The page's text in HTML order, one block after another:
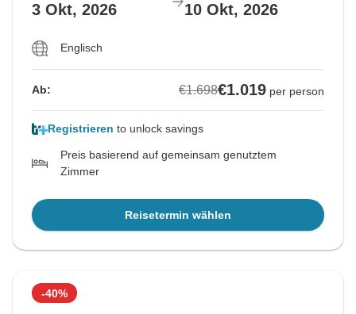
3 Okt, 2026 10 Okt, 2026
Englisch
Ab: €1.698€1.019 per person
Registrieren to unlock savings
Preis basierend auf gemeinsam genutztem
Zimmer
Reisetermin wählen
-40%